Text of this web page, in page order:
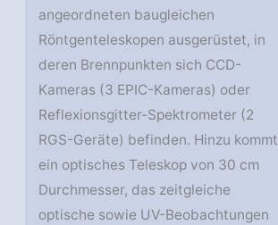
angeordneten baugleichen
Röntgenteleskopen ausgerüstet, in
deren Brennpunkten sich CCD-
Kameras (3 EPIC-Kameras) oder
Reflexionsgitter-Spektrometer (2
RGS-Geräte) befinden. Hinzu kommt
ein optisches Teleskop von 30 cm
Durchmesser, das zeitgleiche
optische sowie UV-Beobachtungen